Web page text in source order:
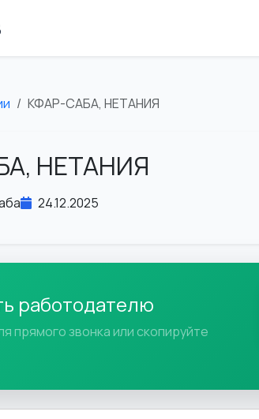
КФАР-САБА, НЕТАНИЯ
НЕТАНИЯ
24.12.2025
работодателю
прямого звонка или скопируйте